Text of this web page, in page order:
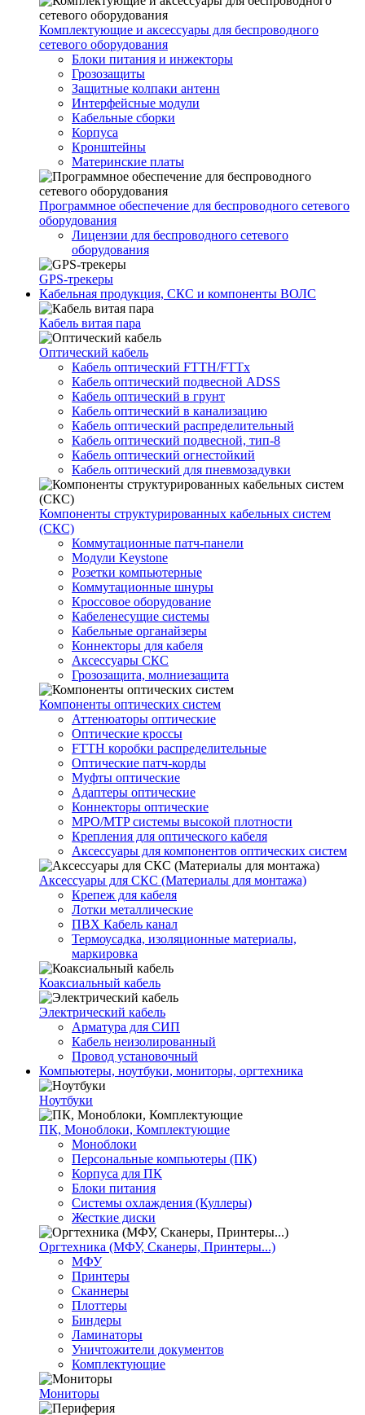
Комплектующие и аксессуары для беспроводного
сетевого оборудования
Блоки питания и инжекторы
Грозозащиты
Защитные колпаки антенн
Интерфейсные модули
Кабельные сборки
Корпуса
Кронштейны
Материнские платы
Программное обеспечение для беспроводного сетевого
оборудования
Лицензии для беспроводного сетевого
оборудования
GPS-трекеры
Кабельная продукция, СКС и компоненты ВОЛС
Кабель витая пара
Оптический кабель
Кабель оптический FTTH/FTTx
Кабель оптический подвесной ADSS
Кабель оптический в грунт
Кабель оптический в канализацию
Кабель оптический распределительный
Кабель оптический подвесной, тип-8
Кабель оптический огнестойкий
Кабель оптический для пневмозадувки
Компоненты структурированных кабельных систем
(СКС)
Коммутационные патч-панели
Модули Keystone
Розетки компьютерные
Коммутационные шнуры
Кроссовое оборудование
Кабеленесущие системы
Кабельные органайзеры
Коннекторы для кабеля
Аксессуары СКС
Грозозащита, молниезащита
Компоненты оптических систем
Аттенюаторы оптические
Оптические кроссы
FTTH коробки распределительные
Оптические патч-корды
Муфты оптические
Адаптеры оптические
Коннекторы оптические
MPO/MTP системы высокой плотности
Крепления для оптического кабеля
Аксессуары для компонентов оптических систем
Аксессуары для СКС (Материалы для монтажа)
Крепеж для кабеля
Лотки металлические
ПВХ Кабель канал
Термоусадка, изоляционные материалы,
маркировка
Коаксиальный кабель
Электрический кабель
Арматура для СИП
Кабель неизолированный
Провод установочный
Компьютеры, ноутбуки, мониторы, оргтехника
Ноутбуки
ПК, Моноблоки, Комплектующие
Моноблоки
Персональные компьютеры (ПК)
Корпуса для ПК
Блоки питания
Системы охлаждения (Куллеры)
Жесткие диски
Оргтехника (МФУ, Сканеры, Принтеры...)
МФУ
Принтеры
Сканнеры
Плоттеры
Биндеры
Ламинаторы
Уничтожители документов
Комплектующие
Мониторы